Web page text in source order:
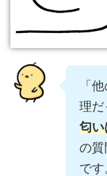
「
理
匂
の質
です